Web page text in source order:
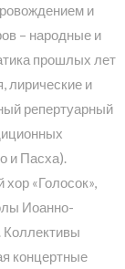
и
– народные и
прошлых лет
лирические и
репертуарный
и Пасха).
«Голосок»,
Иоанно-
Коллективы
концертные